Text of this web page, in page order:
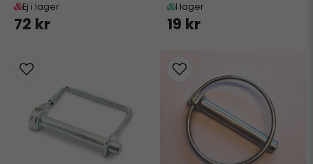
Ej i lager
72 kr
I lager
19 kr